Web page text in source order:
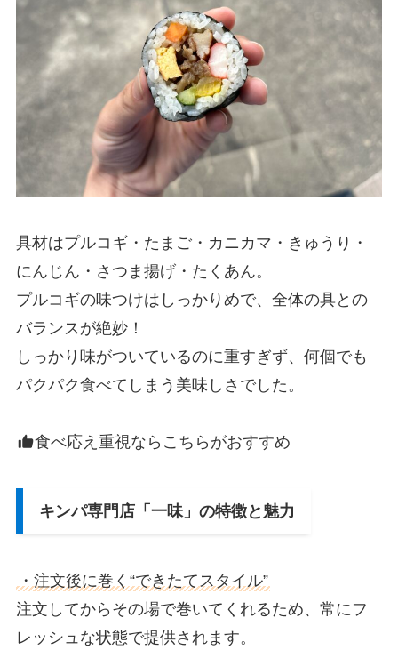
具材はプルコギ・たまご・カニカマ・きゅうり・
にんじん・さつま揚げ・たくあん。
プルコギの味つけはしっかりめで、全体の具との
バランスが絶妙！
しっかり味がついているのに重すぎず、何個でも
パクパク食べてしまう美味しさでした。
食べ応え重視ならこちらがおすすめ
キンパ専門店「一味」の特徴と魅力
・注文後に巻く“できたてスタイル”
注文してからその場で巻いてくれるため、常にフ
レッシュな状態で提供されます。